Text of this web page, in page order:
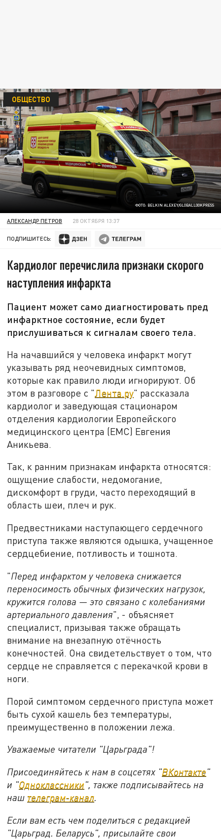
ФОТО: BELKIN ALEXEY/GLOBALLOOKPRESS
ОБЩЕСТВО
АЛЕКСАНДР ПЕТРОВ 28 ОКТЯБРЯ 13:37
ПОДПИШИТЕСЬ:
Кардиолог перечислила признаки скорого
наступления инфаркта
Пациент может само диагностировать пред
инфарктное состояние, если будет
прислушиваться к сигналам своего тела.
На начавшийся у человека инфаркт могут
указывать ряд неочевидных симптомов,
которые как правило люди игнорируют. Об
этом в разговоре с "Лента.ру" рассказала
кардиолог и заведующая стационаром
отделения кардиологии Европейского
медицинского центра (ЕМС) Евгения
Аникьева.
Так, к ранним признакам инфаркта относятся:
ощущение слабости, недомогание,
дискомфорт в груди, часто переходящий в
область шеи, плеч и рук.
Предвестниками наступающего сердечного
приступа также являются одышка, учащенное
сердцебиение, потливость и тошнота.
"Перед инфарктом у человека снижается
переносимость обычных физических нагрузок,
кружится голова — это связано с колебаниями
артериального давления", - объясняет
специалист, призывая также обращать
внимание на внезапную отёчность
конечностей. Она свидетельствует о том, что
сердце не справляется с перекачкой крови в
ноги.
Порой симптомом сердечного приступа может
быть сухой кашель без температуры,
преимущественно в положении лежа.
Уважаемые читатели "Царьграда"!
Присоединяйтесь к нам в соцсетях "ВКонтакте"
и "Одноклассники", также подписывайтесь на
наш телеграм-канал.
Если вам есть чем поделиться с редакцией
"Царьград. Беларусь", присылайте свои